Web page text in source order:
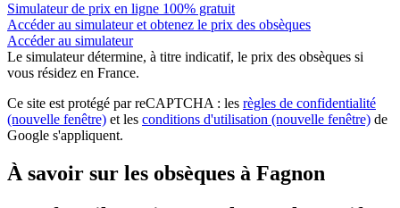
Simulateur de prix en ligne 100% gratuit
Accéder au simulateur et obtenez le prix des obsèques
Accéder au simulateur
Le simulateurdétermine, à titre indicatif, le prix des obsèques si
vous résidez en France.
Ce site est protégé par reCAPTCHA : les règles de confidentialité
(nouvelle fenêtre) et les conditions d'utilisation (nouvelle fenêtre) de
Google s'appliquent.
À savoir sur les obsèques à Fagnon